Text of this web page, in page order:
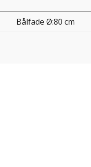
Bålfade Ø:80 cm